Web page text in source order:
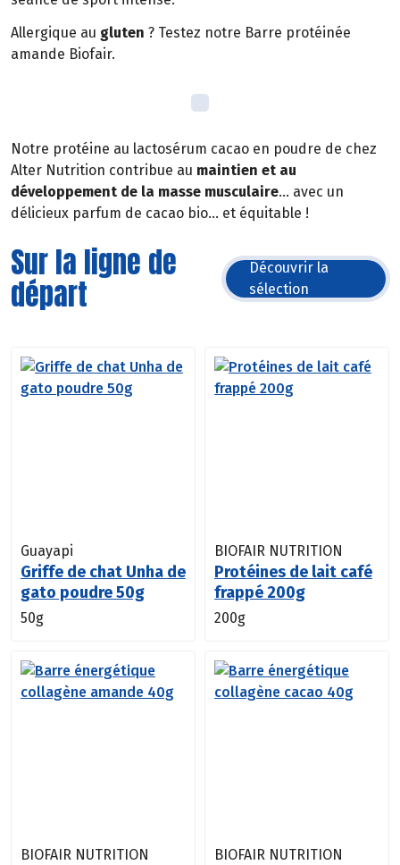
Allergique au gluten ? Testez notre Barre protéinée
amande Biofair.
Notre protéine au lactosérum cacao en poudre de chez
Alter Nutrition contribue au maintien et au
développement de la masse musculaire… avec un
délicieux parfum de cacao bio… et équitable !
Sur la ligne de
départ
Découvrir la
sélection
Guayapi
Griffe de chat Unha de
gato poudre 50g
50g
BIOFAIR NUTRITION
Protéines de lait café
frappé 200g
200g
BIOFAIR NUTRITION BIOFAIR NUTRITION